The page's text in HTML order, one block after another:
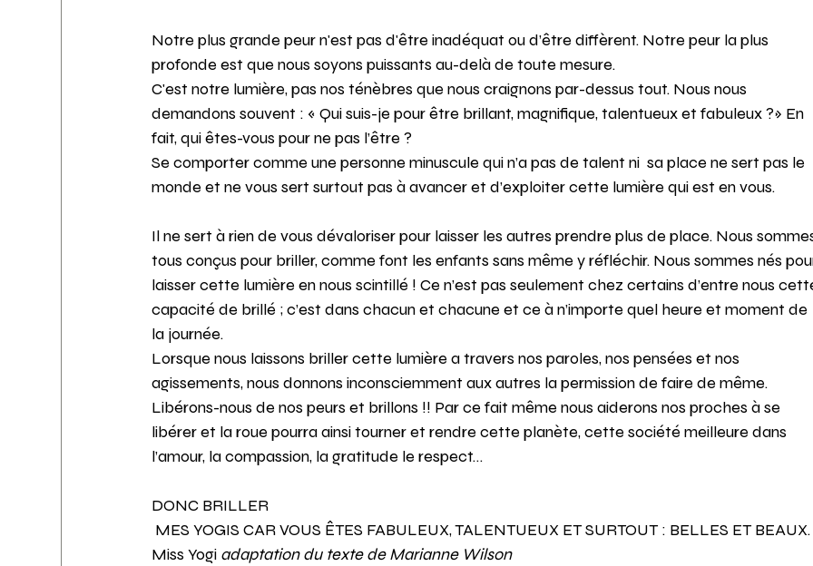
Notre plus grande peur n'est pas d'être inadéquat ou d’être diffèrent. Notre peur la plus
profonde est que nous soyons puissants au-delà de toute mesure.
C'est notre lumière, pas nos ténèbres que nous craignons par-dessus tout. Nous nous
demandons souvent : « Qui suis-je pour être brillant, magnifique, talentueux et fabuleux ?» En
fait, qui êtes-vous pour ne pas l’être ?
Se comporter comme une personne minuscule qui n’a pas de talent ni  sa place ne sert pas le
monde et ne vous sert surtout pas à avancer et d’exploiter cette lumière qui est en vous.
Il ne sert à rien de vous dévaloriser pour laisser les autres prendre plus de place. Nous
tous conçus pour briller, comme font les enfants sans même y réfléchir. Nous sommes nés
laisser cette lumière en nous scintillé ! Ce n’est pas seulement chez certains d’entre nous
capacité de brillé ; c’est dans chacun et chacune et ce à n’importe quel heure et moment de
la journée.
Lorsque nous laissons briller cette lumière a travers nos paroles, nos pensées et nos
agissements, nous donnons inconsciemment aux autres la permission de faire de même.
Libérons-nous de nos peurs et brillons !! Par ce fait même nous aiderons nos proches à se
libérer et la roue pourra ainsi tourner et rendre cette planète, cette société meilleure dans
l’amour, la compassion, la gratitude le respect…
DONC BRILLER
MES YOGIS CAR VOUS ÊTES FABULEUX, TALENTUEUX ET SURTOUT : BELLES ET BEAUX.
Miss Yogi adaptation du texte de Marianne Wilson